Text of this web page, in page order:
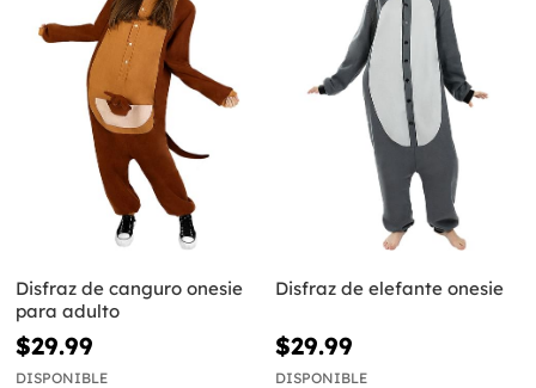
Disfraz de canguro onesie
para adulto
$29.99
DISPONIBLE
Disfraz de elefante onesie
$29.99
DISPONIBLE